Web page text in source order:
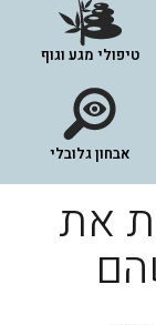
טיפולי מגע וגוף
אבחון גלובלי
את